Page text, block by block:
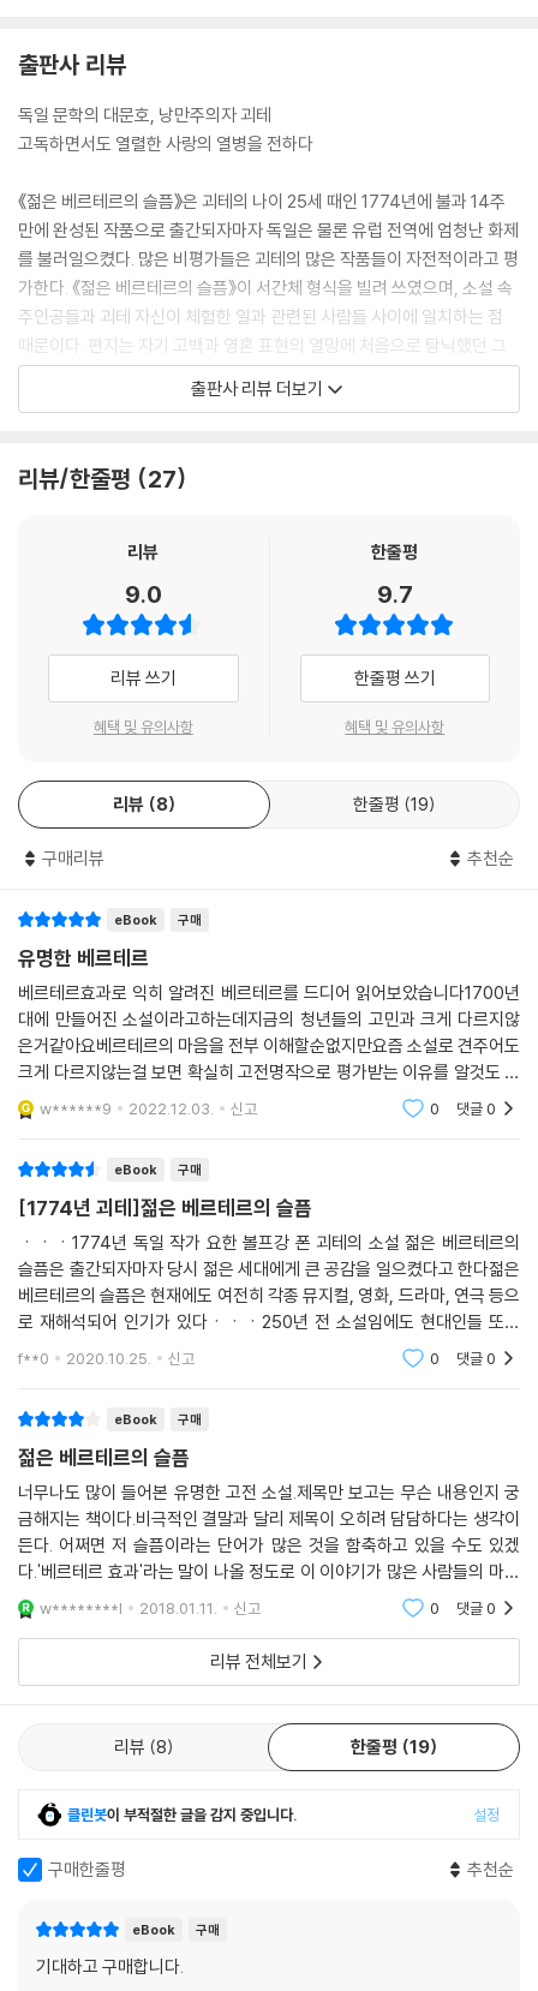
출판사 리뷰
독일 문학의 대문호, 낭만주의자 괴테
고독하면서도 열렬한 사랑의 열병을 전하다
《젊은 베르테르의 슬픔》은 괴테의 나이 25세 때인 1774년에 불과 14주
만에 완성된 작품으로 출간되자마자 독일은 물론 유럽 전역에 엄청난 화제
를 불러일으켰다. 많은 비평가들은 괴테의 많은 작품들이 자전적이라고 평
가한다. 《젊은 베르테르의 슬픔》이 서간체 형식을 빌려 쓰였으며, 소설 속
주인공들과 괴테 자신이 체험한 일과 관련된 사람들 사이에 일치하는 점
때문이다. 편지는 자기 고백과 영혼 표현의 열망에 처음으로 탐닉했던 그
시대의 가장 내밀한 의사 전달의 형식이었다. 편지는 공감하는 상대를 전
제로 한 고백이고, 이 같은 전달을 통해 개별적인 체험에 인간의 보편적 가
실히 담아낸 작품이다. 괴테는 ‘베르테르’를 통해 인간 본연의 사랑과 열정
감정으로 승화했다.
괴테는 유일하게 독일적인 예외다. 괴테는 하나의 문화다. _프리드리히 니
출판사 리뷰 더보기
리뷰/한줄평 27
리뷰
9.0
리뷰 쓰기
혜택 및 유의사항
한줄평
9.7
한줄평 쓰기
혜택 및 유의사항
리뷰 8 한줄평 19
구매리뷰 추천순
eBook 구매
유명한 베르테르
베르테르효과로 익히 알려진 베르테르를 드디어 읽어보았습니다1700년
대에 만들어진 소설이라고하는데지금의 청년들의 고민과 크게 다르지않
은거같아요베르테르의 마음을 전부 이해할순없지만요즘 소설로 견주어도
크게 다르지않는걸 보면 확실히 고전명작으로 평가받는 이유를 알것도 같
아요.언젠가 또 읽어보아야겠습니다.베르테르의 마음을 이해할때까지.
w******9 2022.12.03. 신고 0 댓글0
eBook 구매
[1774년 괴테]젊은 베르테르의 슬픔
ㆍㆍㆍ1774년 독일 작가 요한 볼프강 폰 괴테의 소설 젊은 베르테르의
슬픔은 출간되자마자 당시 젊은 세대에게 큰 공감을 일으켰다고 한다젊은
베르테르의 슬픔은 현재에도 여전히 각종 뮤지컬, 영화, 드라마, 연극 등으
로 재해석되어 인기가 있다ㆍㆍㆍ250년 전 소설임에도 현대인들 또한
공감할 수 있는 내용과 안나 카레니나와 더불어 풍부한 감수성의 아름다운
f**0 2020.10.25. 신고 0 댓글0
eBook 구매
젊은 베르테르의 슬픔
너무나도 많이 들어본 유명한 고전 소설.제목만 보고는 무슨 내용인지 궁
금해지는 책이다.비극적인 결말과 달리 제목이 오히려 담담하다는 생각이
든다. 어쩌면 저 슬픔이라는 단어가 많은 것을 함축하고 있을 수도 있겠
다.'베르테르 효과'라는 말이 나올 정도로 이 이야기가 많은 사람들의 마음
속에 깊게 박혔나보다.이 책이 처음 나왔을 때 엄청난 인기를 끌었다고 하
는데, 시대적 배경
w********l 2018.01.11. 신고 0 댓글0
리뷰 전체보기
리뷰 8 한줄평 19
클린봇이 부적절한 글을 감지 중입니다. 설정
구매한줄평 추천순
eBook 구매
기대하고 구매합니다.